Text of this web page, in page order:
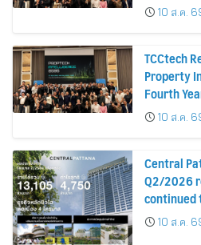
10 ส.ค.
TCCtech
Property
Fourth
10 ส.ค.
Central
Q2/2026
continued
driving
10 ส.ค.